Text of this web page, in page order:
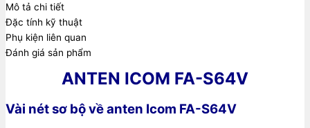
Mô tả chi tiết
Đặc tính kỹ thuật
Phụ kiện liên quan
Đánh giá sản phẩm
ANTEN ICOM FA-S64V
Vài nét sơ bộ về anten Icom FA-S64V